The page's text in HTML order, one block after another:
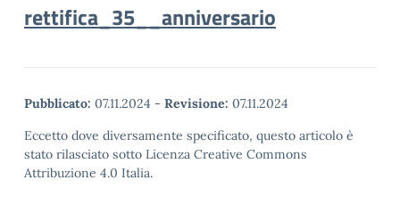
rettifica_35__anniversario
Pubblicato: 07.11.2024 - Revisione: 07.11.2024
Eccetto dove diversamente specificato, questo articolo è
stato rilasciato sotto Licenza Creative Commons
Attribuzione 4.0 Italia.